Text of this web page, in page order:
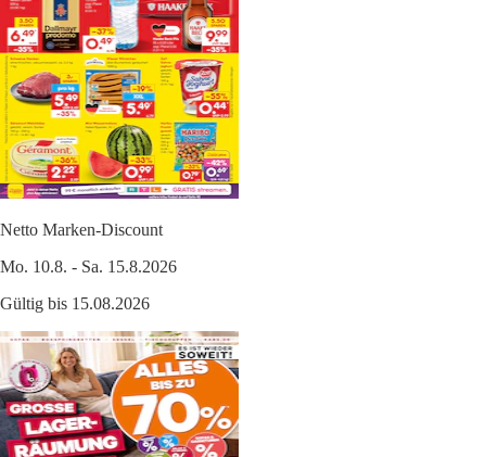
Netto Marken-Discount
Mo. 10.8. - Sa. 15.8.2026
Gültig bis 15.08.2026